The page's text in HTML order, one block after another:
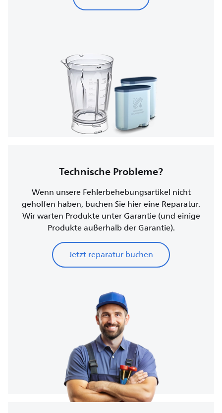
Technische Probleme?
Wenn unsere Fehlerbehebungsartikel nicht
geholfen haben, buchen Sie hier eine Reparatur.
Wir warten Produkte unter Garantie (und einige
Produkte außerhalb der Garantie).
Jetzt reparatur buchen